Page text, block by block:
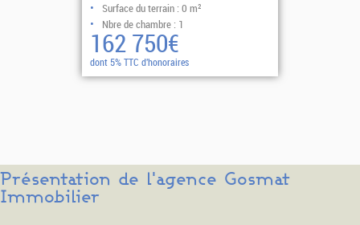
Surface du terrain : 0 m²
Nbre de chambre : 1
162 750€
dont 5% TTC d'honoraires
Présentation de l'agence Gosmat
Immobilier